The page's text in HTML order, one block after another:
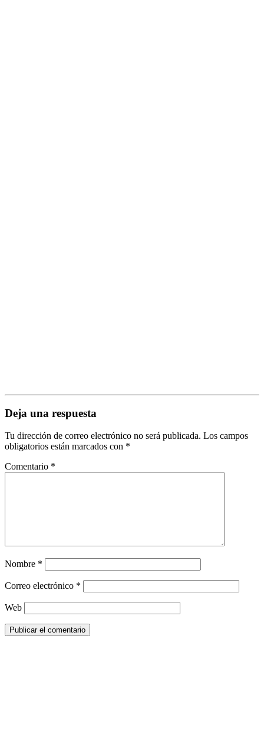
Deja una respuesta
Tu dirección de correo electrónico no será publicada. Los campos
obligatorios están marcados con *
Comentario *
Nombre *
Correo electrónico *
Web